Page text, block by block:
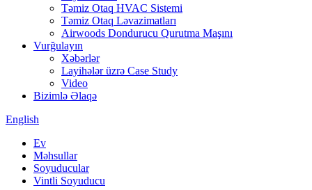
Təmiz Otaq HVAC Sistemi
Təmiz Otaq Ləvazimatları
Airwoods Dondurucu Qurutma Maşını
Vurğulayın
Xəbərlər
Layihələr üzrə Case Study
Video
Bizimlə Əlaqə
English
Ev
Məhsullar
Soyuducular
Vintli Soyuducu